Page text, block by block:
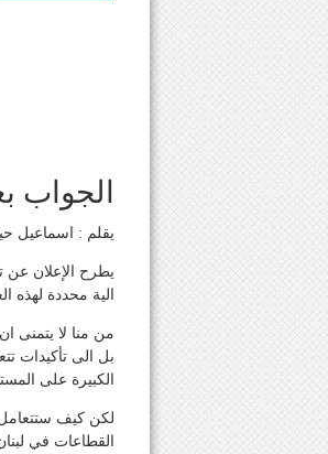
الجواب
يقلم : اسماعيل
يطرح الإعلان عن
الية محددة لهذه
من منا لا يتمنى
بل الى تأكيدات
الكبيرة على
لكن كيف ستتعامل
القطاعات في